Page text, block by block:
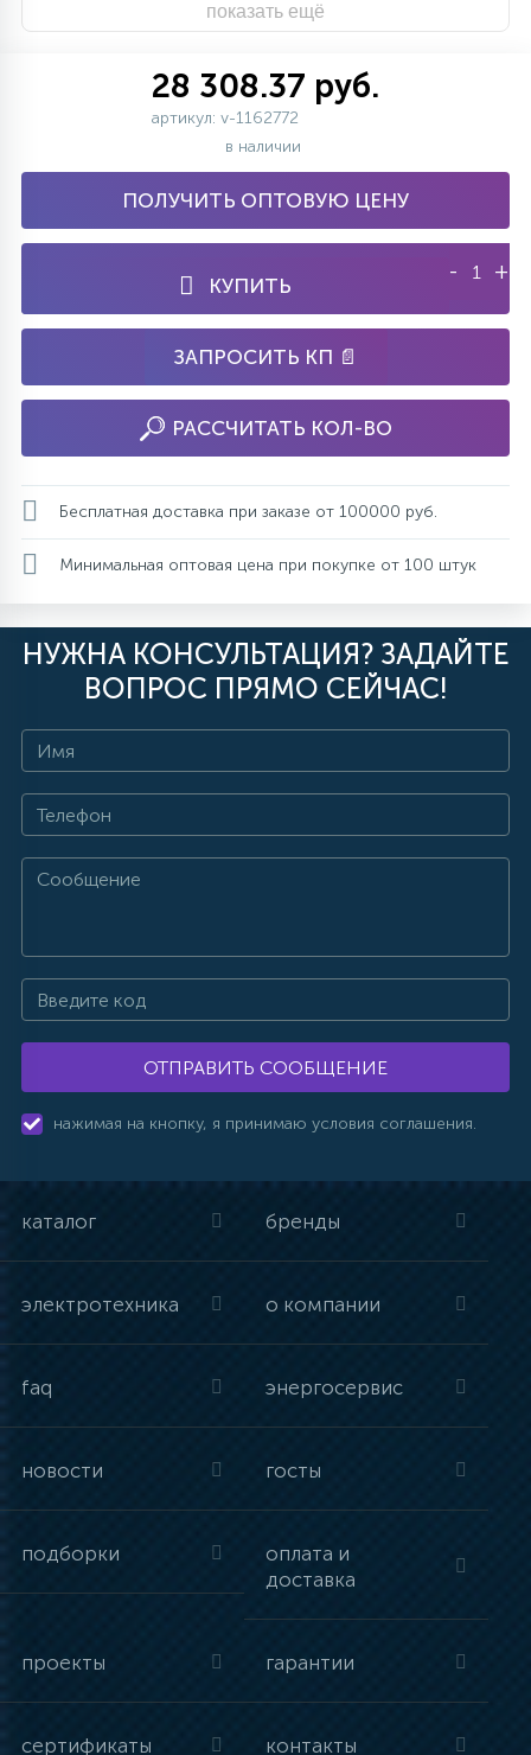
показать ещё
28 308.37 руб.
артикул: v-1162772
в наличии
ПОЛУЧИТЬ ОПТОВУЮ ЦЕНУ
КУПИТЬ
- +
ЗАПРОСИТЬ КП 📄
РАССЧИТАТЬ КОЛ-ВО
Бесплатная доставка при заказе от 100000 руб.
Минимальная оптовая цена при покупке от 100 штук
НУЖНА КОНСУЛЬТАЦИЯ? ЗАДАЙТЕ
ВОПРОС ПРЯМО СЕЙЧАС!
ОТПРАВИТЬ СООБЩЕНИЕ
нажимая на кнопку, я принимаю условия соглашения.
каталог бренды
электротехника о компании
faq энергосервис
новости госты
подборки
оплата и
доставка
проекты гарантии
сертификаты контакты